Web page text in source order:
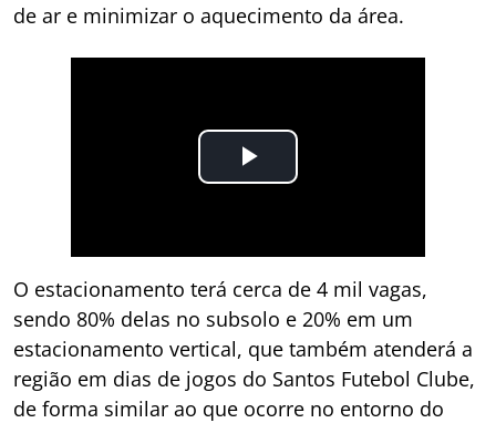
de ar e minimizar o aquecimento da área.
O estacionamento terá cerca de 4 mil vagas,
sendo 80% delas no subsolo e 20% em um
estacionamento vertical, que também atenderá a
região em dias de jogos do Santos Futebol Clube,
de forma similar ao que ocorre no entorno do